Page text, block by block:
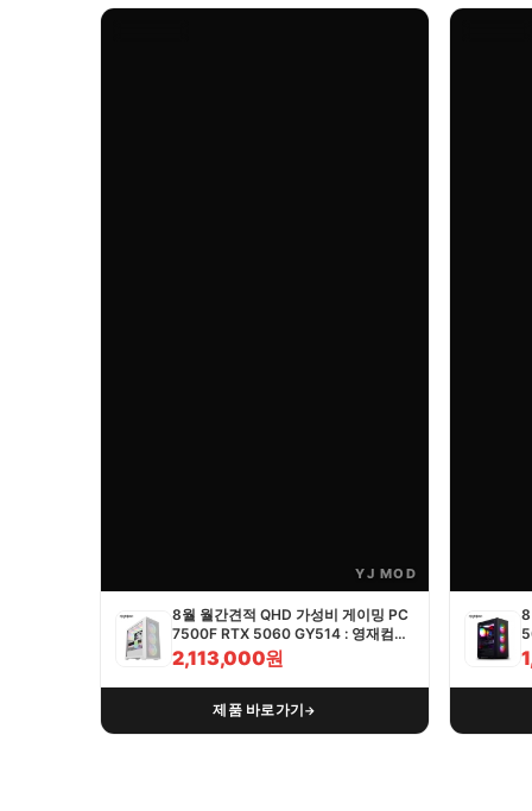
YJ MOD
8월 월간견적 QHD 가성비 게이밍 PC
7500F RTX 5060 GY514 : 영재컴퓨
터
2,113,000원
제품 바로가기→
8